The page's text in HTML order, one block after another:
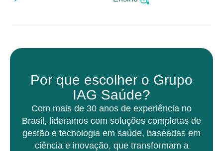
Por que escolher o Grupo
IAG Saúde?
Com mais de 30 anos de experiência no
Brasil, lideramos com soluções completas de
gestão e tecnologia em saúde, baseadas em
ciência e inovação, que transformam a